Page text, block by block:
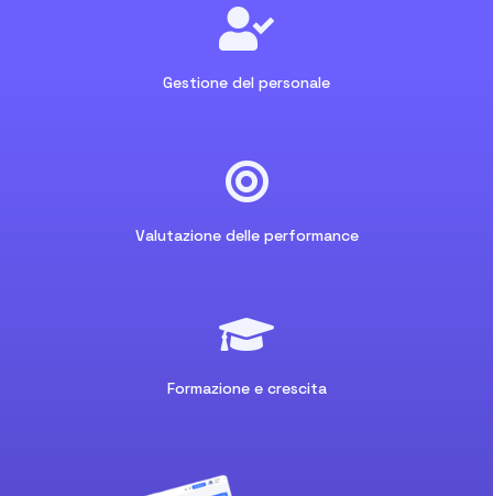

Gestione del personale

Valutazione delle performance

Formazione e crescita